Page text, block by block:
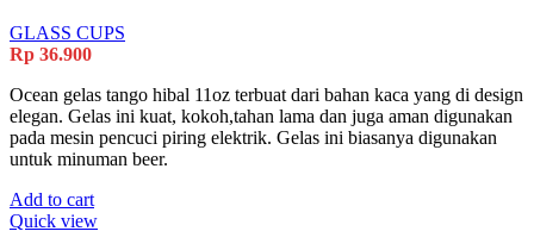
GLASS CUPS
Rp 36.900
Ocean gelas tango hibal 11oz terbuat dari bahan kaca yang di design
elegan. Gelas ini kuat, kokoh,tahan lama dan juga aman digunakan
pada mesin pencuci piring elektrik. Gelas ini biasanya digunakan
untuk minuman beer.
Add to cart
Quick view